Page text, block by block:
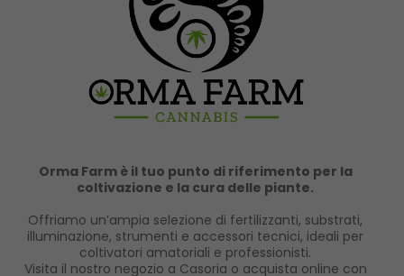
Orma Farm è il tuo punto di riferimento per la
coltivazione e la cura delle piante.
Offriamo un’ampia selezione di fertilizzanti, substrati,
illuminazione, strumenti e accessori tecnici, ideali per
coltivatori amatoriali e professionisti.
Visita il nostro negozio a Casoria o acquista online con